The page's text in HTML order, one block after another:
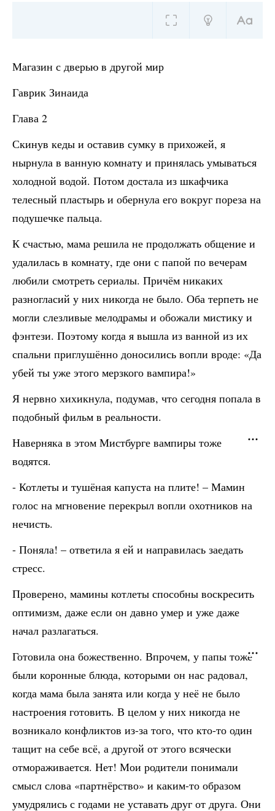
Магазин с дверью в другой мир
Гаврик Зинаида
Глава 2
Скинув кеды и оставив сумку в прихожей, я
нырнула в ванную комнату и принялась умываться
холодной водой. Потом достала из шкафчика
телесный пластырь и обернула его вокруг пореза на
подушечке пальца.
К счастью, мама решила не продолжать общение и
удалилась в комнату, где они с папой по вечерам
любили смотреть сериалы. Причём никаких
разногласий у них никогда не было. Оба терпеть не
могли слезливые мелодрамы и обожали мистику и
фэнтези. Поэтому когда я вышла из ванной из их
спальни приглушённо доносились вопли вроде: «Да
убей ты уже этого мерзкого вампира!»
Я нервно хихикнула, подумав, что сегодня попала в
подобный фильм в реальности.
Наверняка в этом Мистбурге вампиры тоже
водятся.
- Котлеты и тушёная капуста на плите! – Мамин
голос на мгновение перекрыл вопли охотников на
нечисть.
- Поняла! – ответила я ей и направилась заедать
стресс.
Проверено, мамины котлеты способны воскресить
оптимизм, даже если он давно умер и уже даже
начал разлагаться.
Готовила она божественно. Впрочем, у папы тоже
были коронные блюда, которыми он нас радовал,
когда мама была занята или когда у неё не было
настроения готовить. В целом у них никогда не
возникало конфликтов из-за того, что кто-то один
тащит на себе всё, а другой от этого всячески
отмораживается. Нет! Мои родители понимали
смысл слова «партнёрство» и каким-то образом
умудрялись с годами не уставать друг от друга. Они